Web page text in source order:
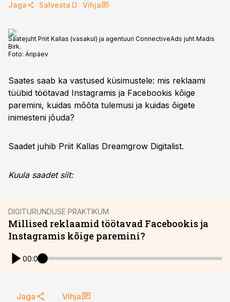
Jaga Salvesta Vihja
Saatejuht Priit Kallas (vasakul) ja agentuuri ConnectiveAds juht Madis
Birk.
Foto: Äripäev
Saates saab ka vastused küsimustele: mis reklaami
tüübid töötavad Instagramis ja Facebookis kõige
paremini, kuidas mõõta tulemusi ja kuidas õigete
inimesteni jõuda?
Saadet juhib Priit Kallas Dreamgrow Digitalist.
Kuula saadet siit:
DIGITURUNDUSE PRAKTIKUM
Millised reklaamid töötavad Facebookis ja
Instagramis kõige paremini?
00:00
Jaga Vihja